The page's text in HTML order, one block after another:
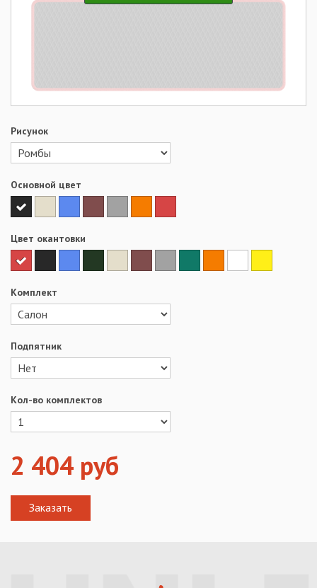
Рисунок
Основной цвет
Цвет окантовки
Комплект
Подпятник
Кол-во комплектов
2 404 руб